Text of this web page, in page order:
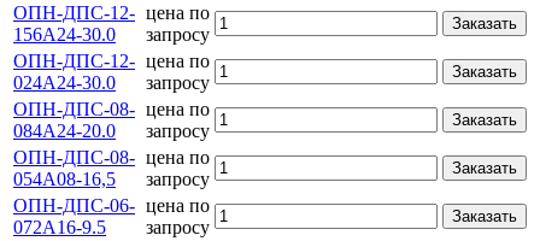
ОПН-ДПС-12-
156А24-30.0
цена по
запросу
Заказать
ОПН-ДПС-12-
024А24-30.0
цена по
запросу
Заказать
ОПН-ДПС-08-
084А24-20.0
цена по
запросу
Заказать
ОПН-ДПС-08-
054А08-16,5
цена по
запросу
Заказать
ОПН-ДПС-06-
072А16-9.5
цена по
запросу
Заказать